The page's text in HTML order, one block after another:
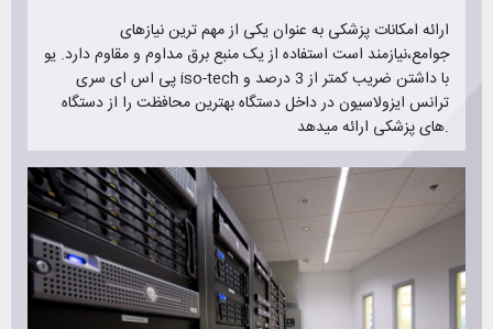
ارائه امکانات پزشکی به عنوان یکی از مهم ترین نیازهای
جوامع،نیازمند است استفاده از یک منبع برق مداوم و مقاوم دارد. یو
پی اس ای سری iso-tech با داشتن ضریب کمتر از 3 درصد و
ترانس ایزولاسیون در داخل دستگاه بهترین محافظت را از دستگاه
های پزشکی ارائه میدهد.